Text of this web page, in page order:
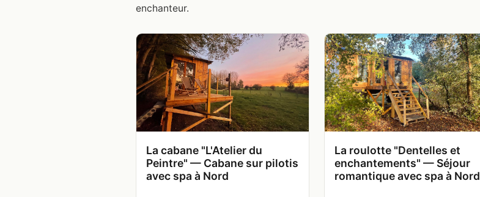
enchanteur.
La cabane "L'Atelier du
Peintre" — Cabane sur pilotis
avec spa à Nord
La roulotte "Dentelles et
enchantements" — Séjour
romantique avec spa à Nord